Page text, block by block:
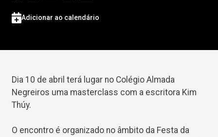
Adicionar ao calendário
Dia 10 de abril terá lugar no Colégio Almada
Negreiros uma masterclass com a escritora Kim
Thúy.
O encontro é organizado no âmbito da Festa da